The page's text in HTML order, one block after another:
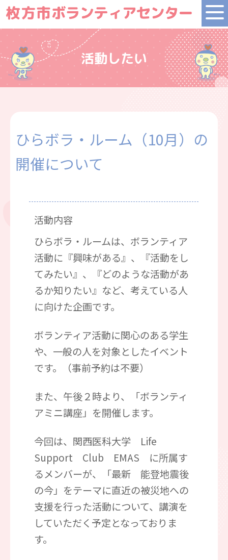
活動したい
ひらボラ・ルーム（10月）の
開催について
活動内容
ひらボラ・ルームは、ボランティア
活動に『興味がある』、『活動をし
てみたい』、『どのような活動があ
るか知りたい』など、考えている人
に向けた企画です。
ボランティア活動に関心のある学生
や、一般の人を対象としたイベント
です。（事前予約は不要）
また、午後２時より、「ボランティ
アミニ講座」を開催します。
今回は、関西医科大学 Life
Support Club EMAS に所属す
るメンバーが、「最新 能登地震後
の今」をテーマに直近の被災地への
支援を行った活動について、講演を
していただく予定となっておりま
す。